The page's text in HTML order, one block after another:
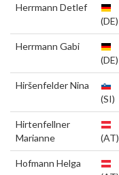
Herrmann Detlef
(DE)
Herrmann Gabi
(DE)
Hiršenfelder Nina
(SI)
Hirtenfellner
Marianne
(AT)
Hofmann Helga